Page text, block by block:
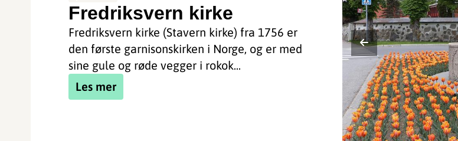
Fredriksvern kirke
Fredriksvern kirke (Stavern kirke) fra 1756 er
den første garnisonskirken i Norge, og er med
sine gule og røde vegger i rokok...
Les mer